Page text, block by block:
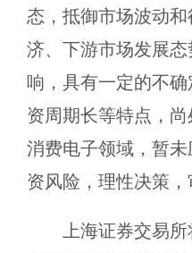
态，抵御市场波动
济、下游市场发展
响，具有一定的不
资周期长等特点，
消费电子领域，暂
资风险，理性决策，
上海证券交易